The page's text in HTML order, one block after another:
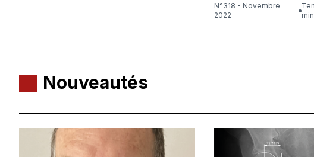
N°318 - Novembre
2022
Temps de lecture : 18
min
Nouveautés